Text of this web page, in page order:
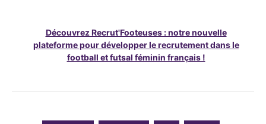
Découvrez Recrut'Footeuses : notre nouvelle
plateforme pour développer le recrutement dans le
football et futsal féminin français !